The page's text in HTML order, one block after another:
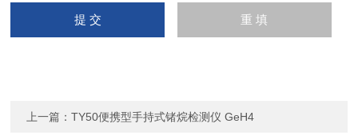
上一篇：TY50便携型手持式锗烷检测仪 GeH4